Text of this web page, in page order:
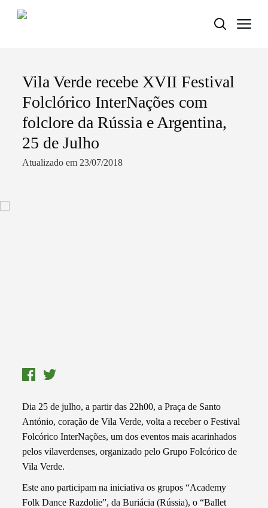
Termo de Pesquisa
Categorias gerais
Vila Verde recebe XVII Festival
Folclórico InterNações com
folclore da Rússia e Argentina,
25 de Julho
Atualizado em 23/07/2018
Dia 25 de julho, a partir das 22h00, a Praça de Santo
António, coração de Vila Verde, volta a receber o Festival
Folcórico InterNações, um dos eventos mais acarinhados
pelos vilaverdenses, organizado pelo Grupo Folcórico de
Vila Verde.
Este ano participam na iniciativa os grupos “Academy
Folk Dance Razdolie”, da Buriácia (Rússia), o “Ballet